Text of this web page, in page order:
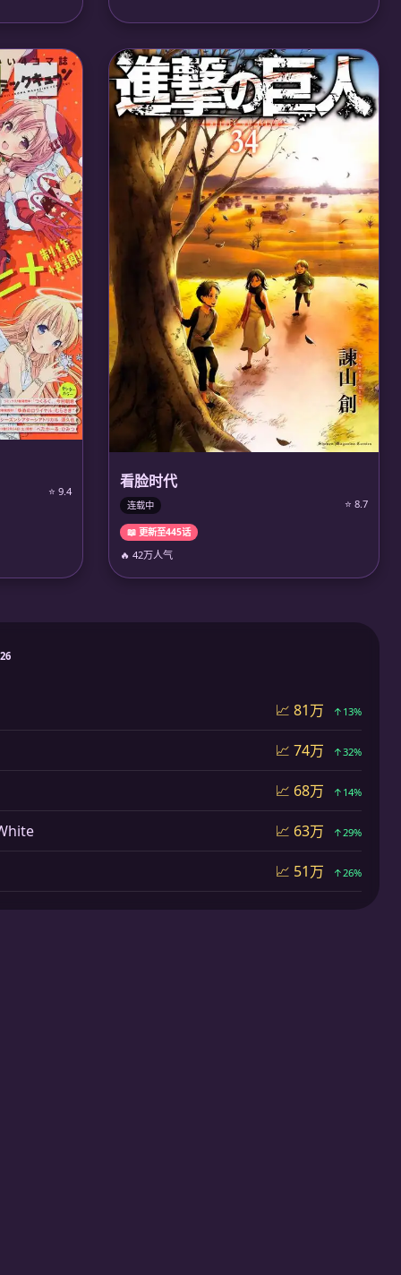
⭐ 9.4
看脸时代
连载中 ⭐ 8.7
📖 更新至445话
🔥 42万人气
📈 81万 ↑13%
📈 74万 ↑32%
📈 68万 ↑14%
📈 63万 ↑29%
📈 51万 ↑26%